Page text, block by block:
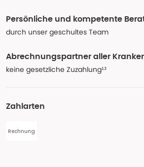
Persönliche und kompetente
durch unser geschultes Team
Abrechnungspartner aller
keine gesetzliche Zuzahlung¹³
Zahlarten
Rechnung